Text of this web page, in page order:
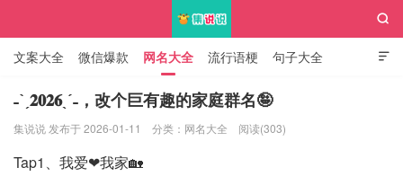

文案大全 微信爆款 网名大全 流行语梗 句子大全
知识大全

˗ˋˏ𝟐𝟎𝟐𝟔ˎˊ˗，改个巨有趣的家庭群名🤪
集说说 发布于 2026-01-11 分类： 网名大全 阅读(303)
Tap1、我爱❤我家🏡